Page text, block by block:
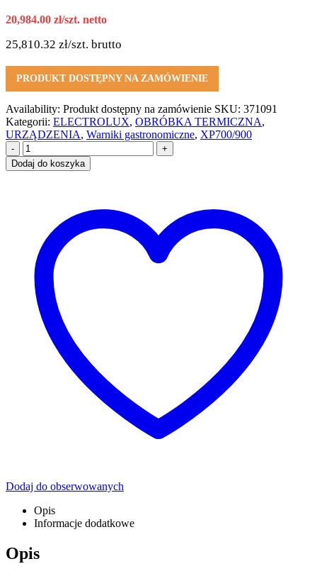
20,984.00 zł/szt. netto
25,810.32 zł/szt. brutto
PRODUKT DOSTĘPNY NA ZAMÓWIENIE
Availability: Produkt dostępny na zamówienie SKU: 371091
Kategorii: ELECTROLUX, OBRÓBKA TERMICZNA,
URZĄDZENIA, Warniki gastronomiczne, XP700/900
-
+
Dodaj do koszyka
Dodaj do obserwowanych
Opis
Informacje dodatkowe
Opis